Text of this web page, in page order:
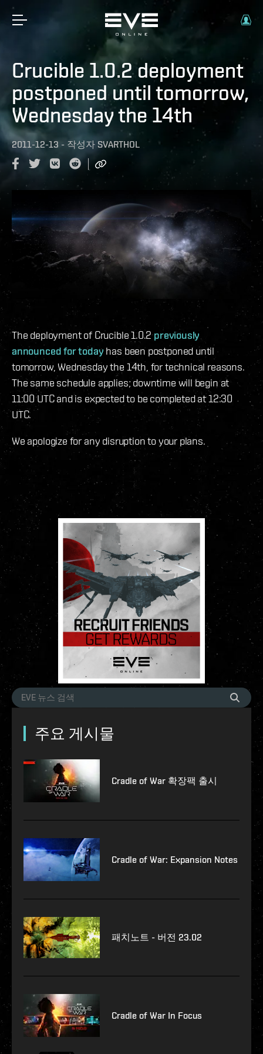
Crucible 1.0.2 deployment
postponed until tomorrow,
Wednesday the 14th
2011-12-13 - 작성자 SVARTHOL
The deployment of Crucible 1.0.2previously
announced for today has been postponed until
tomorrow, Wednesday the 14th, for technical reasons.
The same schedule applies; downtime will begin at
11:00 UTC and is expected to be completed at 12:30
UTC.
We apologize for any disruption to your plans.
주요 게시물
Cradle of War 확장팩 출시
Cradle of War: Expansion Notes
패치노트 - 버전 23.02
Cradle of War In Focus